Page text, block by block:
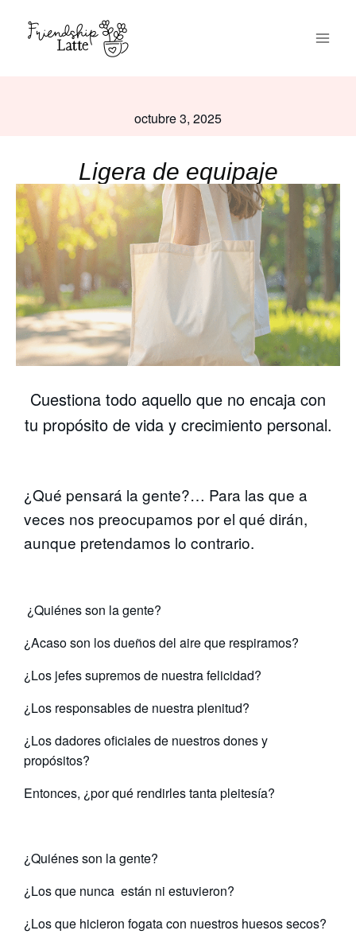
octubre 3, 2025
Ligera de equipaje
Cuestiona todo aquello que no encaja con
tu propósito de vida y crecimiento personal.
¿Qué pensará la gente?… Para las que a
veces nos preocupamos por el qué dirán,
aunque pretendamos lo contrario.
¿Quiénes son la gente?
¿Acaso son los dueños del aire que respiramos?
¿Los jefes supremos de nuestra felicidad?
¿Los responsables de nuestra plenitud?
¿Los dadores oficiales de nuestros dones y
propósitos?
Entonces, ¿por qué rendirles tanta pleitesía?
¿Quiénes son la gente?
¿Los que nunca están ni estuvieron?
¿Los que hicieron fogata con nuestros huesos secos?